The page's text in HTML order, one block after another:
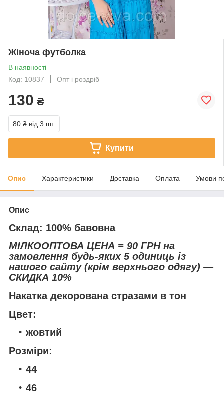
Жіноча футболка
В наявності
Код: 10837
Опт і роздріб
130 ₴
80 ₴ від 3 шт.
Купити
Опис Характеристики Доставка Оплата Умови
Опис
Склад: 100% бавовна
МІЛКООПТОВА ЦЕНА = 90 ГРН на
замовлення будь-яких 5 одиниць із
нашого сайту (крім верхнього одягу) —
СКИДКА 10%
Накатка декорована стразами в тон
Цвет:
жовтий
Розміри:
44
46